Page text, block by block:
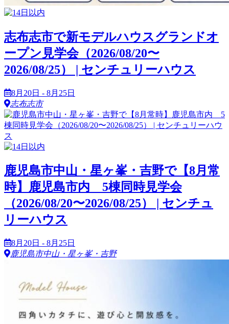
志布志市で新モデルハウスグランドオ
ープン見学会（2026/08/20〜
2026/08/25） | センチュリーハウス
8月20日 - 8月25日
志布志市
鹿児島市中山・星ヶ峯・吉野で【8月常
時】鹿児島市内 5棟同時見学会
（2026/08/20〜2026/08/25） | センチュ
リーハウス
8月20日 - 8月25日
鹿児島市中山・星ヶ峯・吉野